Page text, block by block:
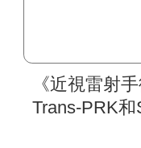
《近視雷射
Trans-PRK